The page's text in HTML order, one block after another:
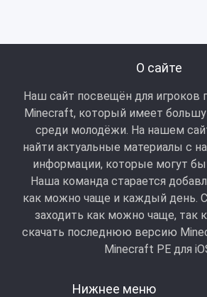
О сайте
Наш сайт посвещён для игроков
Minecraft, который имеет
среди молодёжи. На нашем
найти актуальные материалы с
информации, которые могут
Наша команда старается
как можно чаще и каждый день.
заходить как можно чаще, так
скачать последнюю версию
Minecraft РЕ для
Нижнее меню